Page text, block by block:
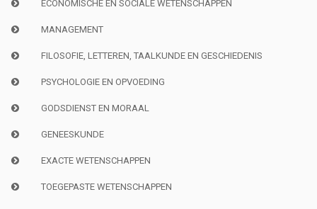
ECONOMISCHE EN SOCIALE WETENSCHAPPEN
MANAGEMENT
FILOSOFIE, LETTEREN, TAALKUNDE EN GESCHIEDENIS
PSYCHOLOGIE EN OPVOEDING
GODSDIENST EN MORAAL
GENEESKUNDE
EXACTE WETENSCHAPPEN
TOEGEPASTE WETENSCHAPPEN